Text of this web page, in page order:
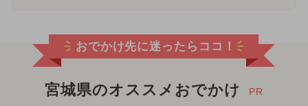
おでかけ先に迷ったらココ！
宮城県のオススメおでかけ PR